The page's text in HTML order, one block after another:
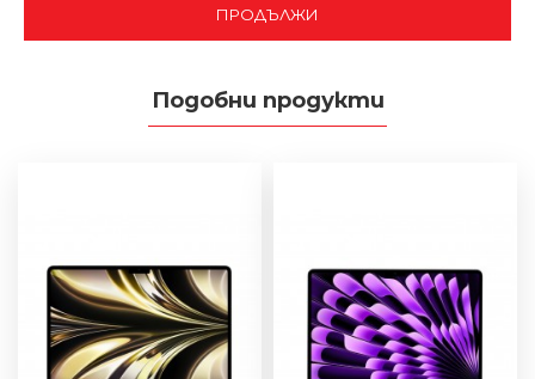
ПРОДЪЛЖИ
Подобни продукти